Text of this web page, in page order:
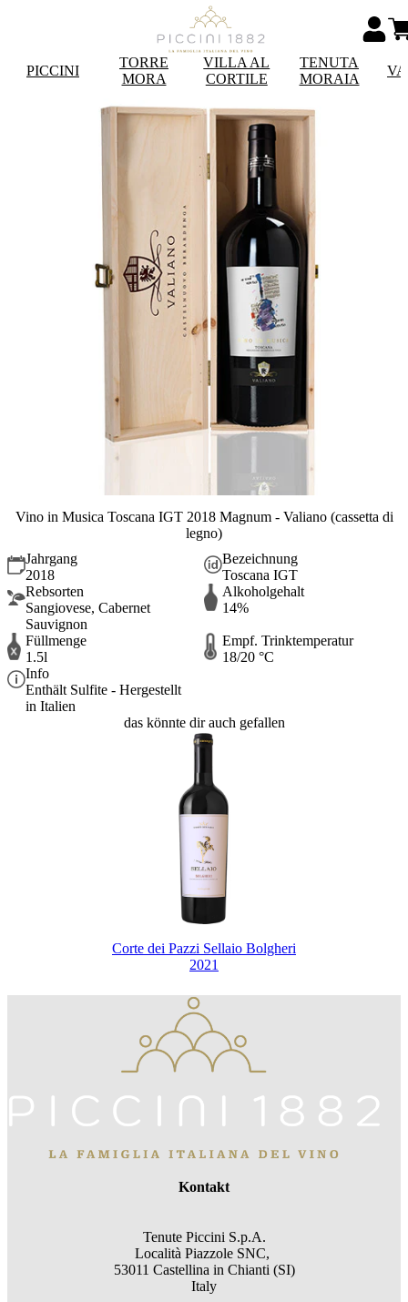
PICCINI
TORRE
MORA
VILLA AL
CORTILE
TENUTA
MORAIA
Vino in Musica Toscana IGT 2018 Magnum - Valiano (cassetta di
legno)
Jahrgang
2018
Bezeichnung
Toscana IGT
Rebsorten
Sangiovese, Cabernet
Sauvignon
Alkoholgehalt
14%
Füllmenge
1.5l
Empf. Trinktemperatur
18/20 °C
Info
Enthält Sulfite - Hergestellt
in Italien
das könnte dir auch gefallen
Corte dei Pazzi Sellaio Bolgheri
2021
Kontakt
Tenute Piccini S.p.A.
Località Piazzole SNC,
53011 Castellina in Chianti (SI)
Italy